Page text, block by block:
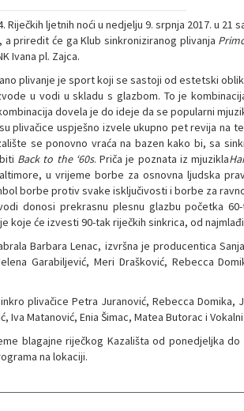
Riječkih ljetnih noći u nedjelju 9. srpnja 2017. u
a priredit će ga Klub sinkroniziranog plivanja
Ivana pl. Zajca.
plivanje je sport koji se sastoji od estetski
u vodi u skladu s glazbom. To je
dovela je do ideje da se popularni
plivačice uspješno izvele ukupno pet revija na
se ponovno vraća na bazen kako bi, sa
Back to the ‘60s. Priča je poznata iz mjuzikla
u vrijeme borbe za osnovna ljudska
borbe protiv svake isključivosti i borbe za
donosi prekrasnu plesnu glazbu početka
koje će izvesti 90-tak riječkih sinkrica, od
Barbara Lenac, izvršna je producentica
Garabiljević, Meri Drašković, Rebecca
plivačice Petra Juranović, Rebecca Domika,
Iva Matanović, Enia Šimac, Matea Butorac i
blagajne riječkog Kazališta od ponedjeljka
na lokaciji.